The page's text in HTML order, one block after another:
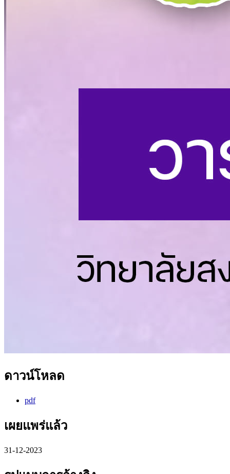
ดาวน์โหลด
pdf
เผยแพร่แล้ว
31-12-2023